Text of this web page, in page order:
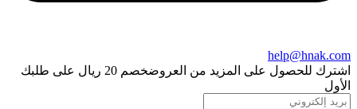
للحصول على المزيد من العروض
خصم 20 ريال على طلبك